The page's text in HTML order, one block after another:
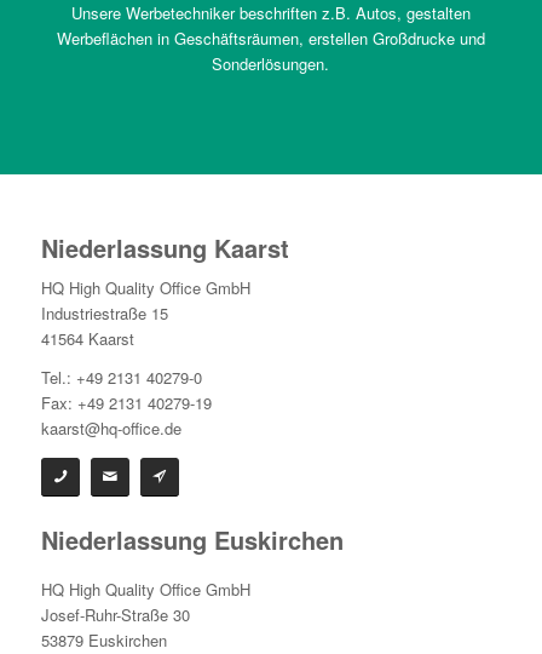
Unsere Werbetechniker beschriften z.B. Autos, gestalten
Werbeflächen in Geschäftsräumen, erstellen Großdrucke und
Sonderlösungen.
Niederlassung Kaarst
HQ High Quality Office GmbH
Industriestraße 15
41564 Kaarst
Tel.: +49 2131 40279-0
Fax: +49 2131 40279-19
kaarst@hq-office.de
Niederlassung Euskirchen
HQ High Quality Office GmbH
Josef-Ruhr-Straße 30
53879 Euskirchen